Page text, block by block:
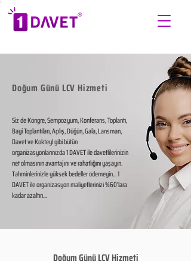
Doğum Günü LCV Hizmeti
Siz de Kongre, Sempozyum, Konferans, Toplantı,
Bayi Toplantıları, Açılış, Düğün, Gala, Lansman,
Davet ve Kokteyl gibi bütün
organizasyonlarınızda 1 DAVET ile davetlilerinizin
net olmasının avantajını ve rahatlığını yaşayın.
Tahminlerinizle yüksek bedeller ödemeyin... 1
DAVET ile organizasyon maliyetlerinizi %60'lara
kadar azaltın...
Doğum Günü LCV Hizmeti